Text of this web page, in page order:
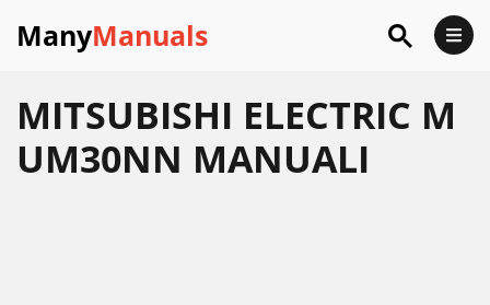
ManyManuals
MITSUBISHI ELECTRIC M
UM30NN MANUALI